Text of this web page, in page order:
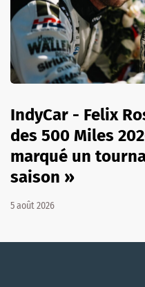
IndyCar - Felix
des 500 Miles
marqué un
saison »
5 août 2026